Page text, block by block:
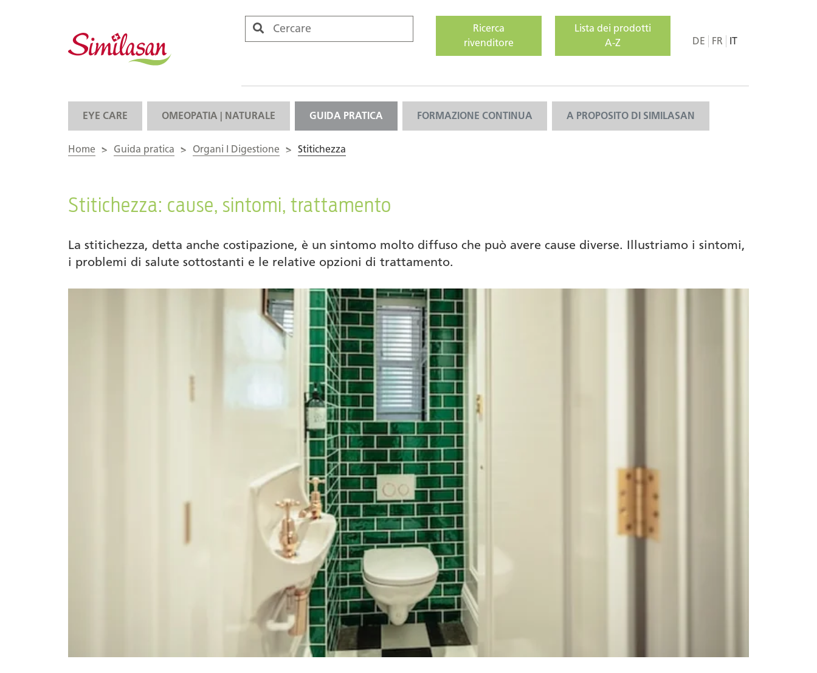
Ricerca
rivenditore
Lista dei prodotti
A-Z
DE FR IT
EYE CARE OMEOPATIA | NATURALE GUIDA PRATICA FORMAZIONE CONTINUA A PROPOSITO DI SIMILASAN
Home > Guida pratica > Organi I Digestione > Stitichezza
Stitichezza: cause, sintomi, trattamento
La stitichezza, detta anche costipazione, è un sintomo molto diffuso che può avere cause diverse. Illustriamo i sintomi,
i problemi di salute sottostanti e le relative opzioni di trattamento.